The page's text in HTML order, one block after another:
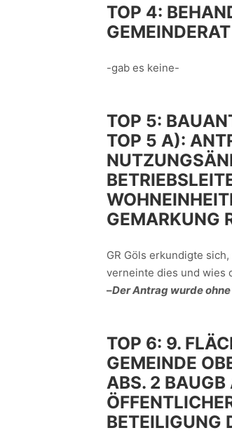
TOP 4:
GEMEINDERAT
-gab es keine-
TOP 5:
TOP 5 A):
GEMARKUNG
GR Göls erkundigte
verneinte dies und wies
–Der Antrag wurde
TOP 6: 9.
GEMEINDE
ABS. 2 BAUGB
BETEILIGUNG